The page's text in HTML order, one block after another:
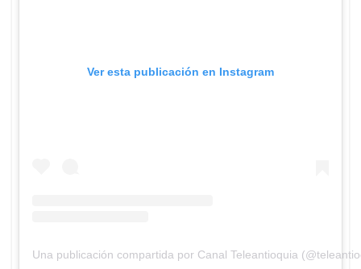
Ver esta publicación en Instagram
Una publicación compartida por Canal Teleantioquia